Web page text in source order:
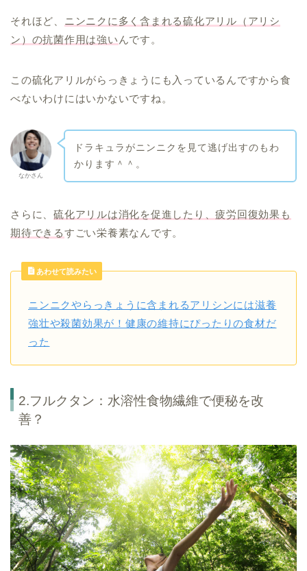
それほど、 ニンニクに多く含まれる硫化アリル（アリシ
ン）の抗菌作用は強い んです。
この硫化アリルがらっきょうにも入っているんですから食
べないわけにはいかないですね。
なかさん
ドラキュラがニンニクを見て逃げ出すのもわ
かります＾＾。
さらに、硫化アリルは消化を促進したり、疲労回復効果も
期待できるすごい栄養素なんです。
あわせて読みたい
ニンニクやらっきょうに含まれるアリシンには滋養
強壮や殺菌効果が！健康の維持にぴったりの食材だ
った
2.フルクタン：水溶性食物繊維で便秘を改
善？